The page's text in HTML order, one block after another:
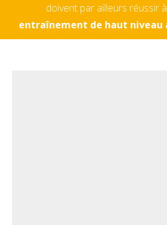
doivent par ailleurs réussir à
entraînement de haut niveau